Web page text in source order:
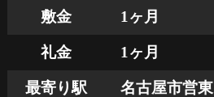
敷金 1ヶ月
礼金 1ヶ月
最寄り駅
名古屋市営